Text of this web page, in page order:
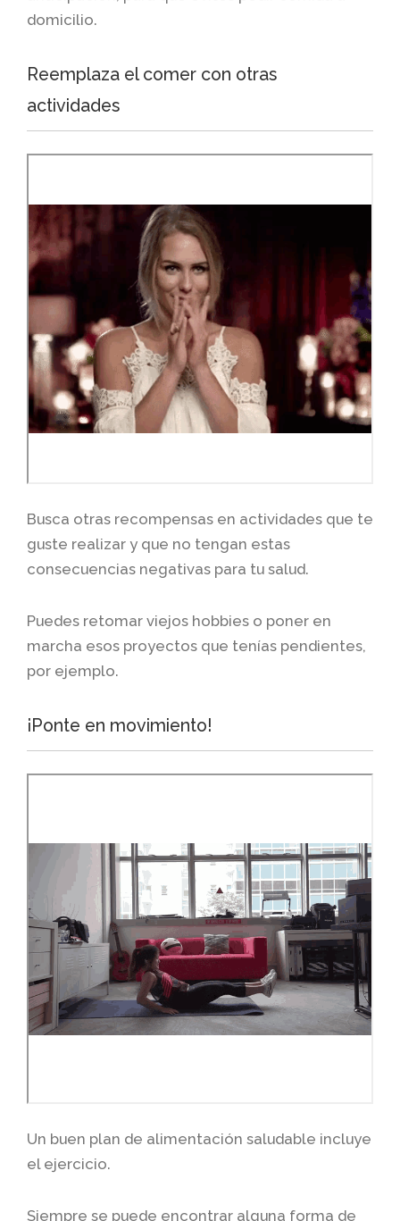
domicilio.
Reemplaza el comer con otras
actividades
Busca otras recompensas en actividades que te
guste realizar y que no tengan estas
consecuencias negativas para tu salud.
Puedes retomar viejos hobbies o poner en
marcha esos proyectos que tenías pendientes,
por ejemplo.
¡Ponte en movimiento!
Un buen plan de alimentación saludable incluye
el ejercicio.
Siempre se puede encontrar alguna forma de